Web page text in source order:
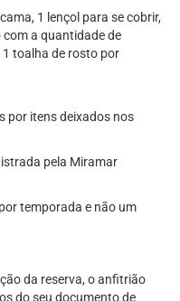
1 lençol para se cobrir,
a quantidade de
1 toalha de rosto por
por itens deixados nos
pela Miramar
temporada e não um
da reserva, o anfitrião
do seu documento de